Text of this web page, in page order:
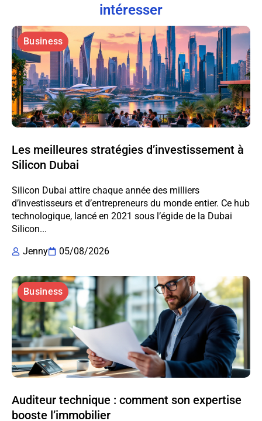
intéresser
Business
Les meilleures stratégies d’investissement à
Silicon Dubai
Silicon Dubai attire chaque année des milliers
d’investisseurs et d’entrepreneurs du monde entier. Ce hub
technologique, lancé en 2021 sous l’égide de la Dubai
Silicon...
Jenny
05/08/2026
Business
Auditeur technique : comment son expertise
booste l’immobilier